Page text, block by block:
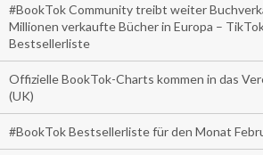
#BookTok Community treibt weiter
Millionen verkaufte Bücher in Europa –
Bestsellerliste
Offizielle BookTok-Charts kommen in das
(UK)
#BookTok Bestsellerliste für den Monat